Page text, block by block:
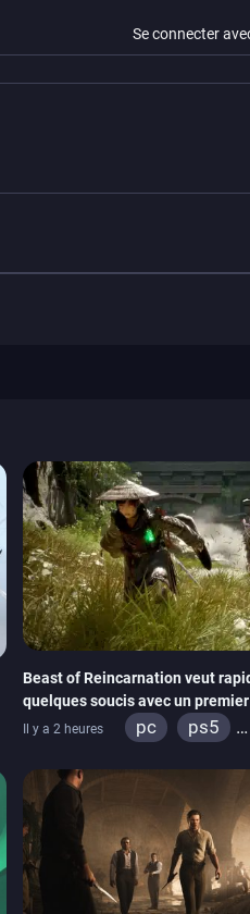
Se connecter
Beast of Reincarnation veut
quelques soucis avec un
paraître bientôt
Il y a 2 heures pc
ps5